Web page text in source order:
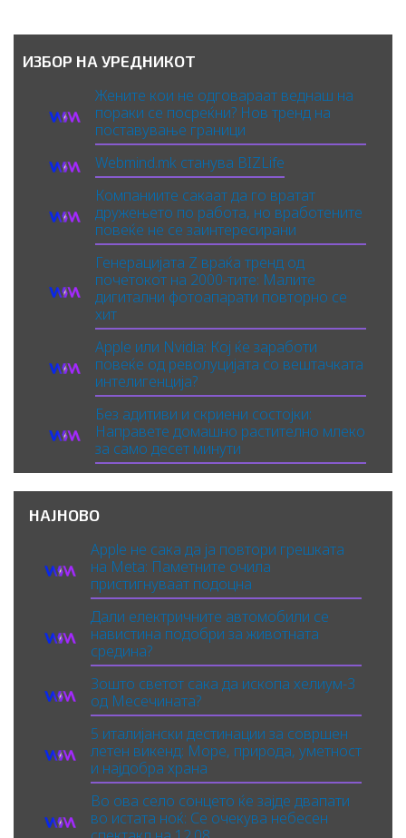
ИЗБОР НА УРЕДНИКОТ
Жените кои не одговараат веднаш на
пораки се посреќни? Нов тренд на
поставување граници
Webmind.mk станува BIZLife
Компаниите сакаат да го вратат
дружењето по работа, но вработените
повеќе не се заинтересирани
Генерацијата Z враќа тренд од
почетокот на 2000-тите: Малите
дигитални фотоапарати повторно се
хит
Apple или Nvidia: Кој ќе заработи
повеќе од револуцијата со вештачката
интелигенција?
Без адитиви и скриени состојки:
Направете домашно растително млеко
за само десет минути
НАЈНОВО
Apple не сака да ја повтори грешката
на Meta: Паметните очила
пристигнуваат подоцна
Дали електричните автомобили се
навистина подобри за животната
средина?
Зошто светот сака да ископа хелиум-3
од Месечината?
5 италијански дестинации за совршен
летен викенд: Море, природа, уметност
и најдобра храна
Во ова село сонцето ќе зајде двапати
во истата ноќ: Се очекува небесен